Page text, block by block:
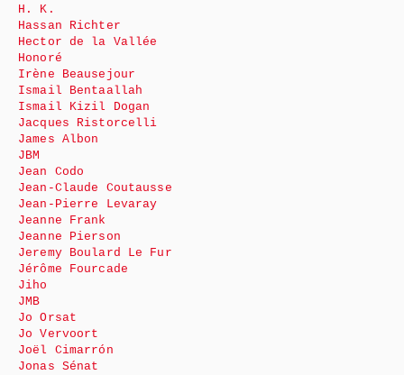
H. K.
Hassan Richter
Hector de la Vallée
Honoré
Irène Beausejour
Ismail Bentaallah
Ismail Kizil Dogan
Jacques Ristorcelli
James Albon
JBM
Jean Codo
Jean-Claude Coutausse
Jean-Pierre Levaray
Jeanne Frank
Jeanne Pierson
Jeremy Boulard Le Fur
Jérôme Fourcade
Jiho
JMB
Jo Orsat
Jo Vervoort
Joël Cimarrón
Jonas Sénat